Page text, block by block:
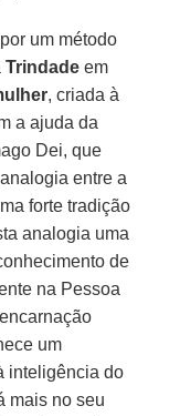
um método
Trindade em
, criada à
a ajuda da
Dei, que
entre a
forte tradição
analogia uma
de
na Pessoa
um
inteligência do
mais no seu